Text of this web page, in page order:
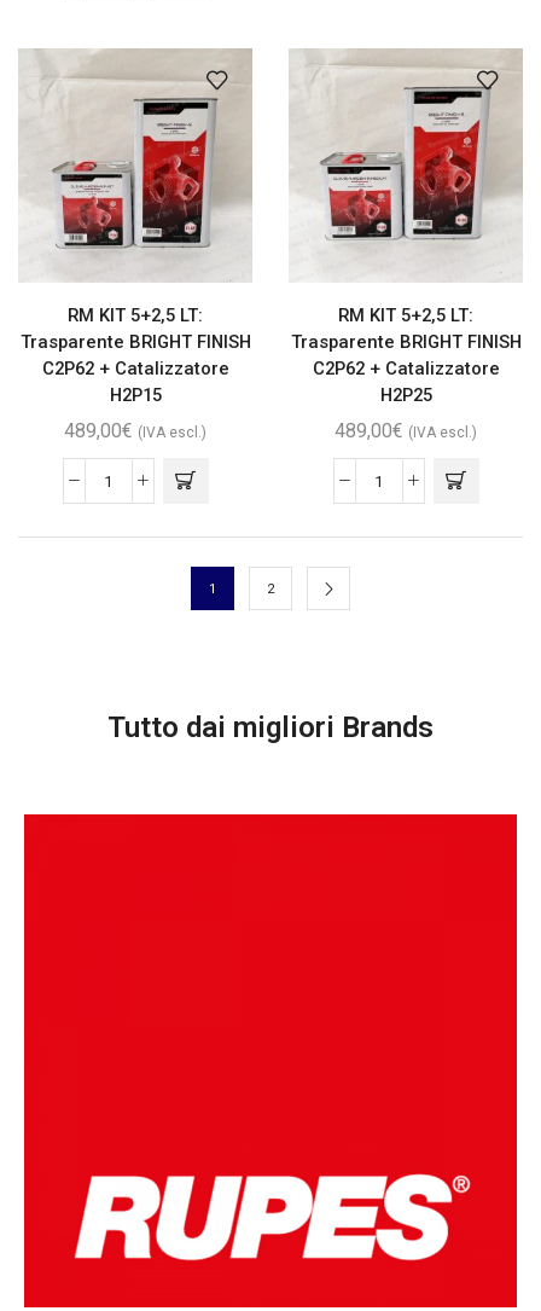
RM KIT 5+2,5 LT:
Trasparente BRIGHT FINISH
C2P62 + Catalizzatore
H2P15
489,00€ (IVA escl.)
RM KIT 5+2,5 LT:
Trasparente BRIGHT FINISH
C2P62 + Catalizzatore
H2P25
489,00€ (IVA escl.)
1 2
Tutto dai migliori Brands